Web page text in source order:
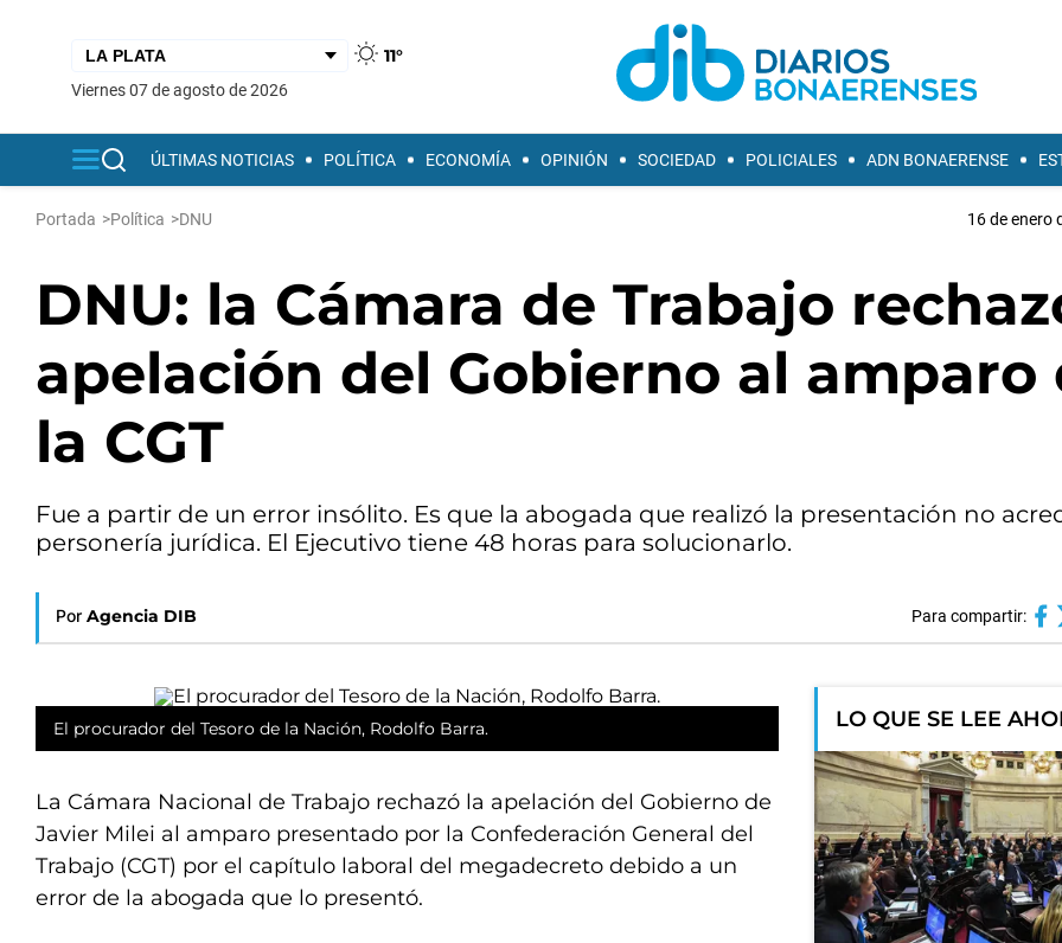
11°
viernes 07 de agosto de 2026
ÚLTIMAS NOTICIAS POLÍTICA ECONOMÍA OPINIÓN SOCIEDAD POLICIALES ADN BONAERENSE
Portada >Política >DNU 16 de enero
DNU: la Cámara de Trabajo
apelación del Gobierno al amparo
la CGT
Fue a partir de un error insólito. Es que la abogada que realizó la presentación no
personería jurídica. El Ejecutivo tiene 48 horas para solucionarlo.
Por Agencia DIB Para compartir:
El procurador del Tesoro de la Nación, Rodolfo Barra.
La Cámara Nacional de Trabajo rechazó la apelación del Gobierno de
Javier Milei al amparo presentado por la Confederación General del
Trabajo (CGT) por el capítulo laboral del megadecreto debido a un
error de la abogada que lo presentó.
LO QUE SE LEE